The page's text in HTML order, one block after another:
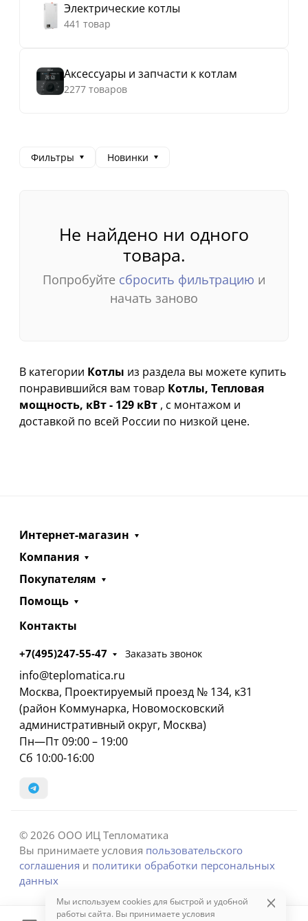
Электрические котлы
441 товар
Аксессуары и запчасти к котлам
2277 товаров
Фильтры Новинки
Не найдено ни одного
товара.
Попробуйте сбросить фильтрацию и
начать заново
В категории Котлы из раздела вы можете купить
понравившийся вам товар Котлы, Тепловая
мощность, кВт - 129 кВт , с монтажом и
доставкой по всей России по низкой цене.
Интернет-магазин
Компания
Покупателям
Помощь
Контакты
+7(495)247-55-47 Заказать звонок
info@teplomatica.ru
Москва, Проектируемый проезд № 134, к31
(район Коммунарка, Новомосковский
административный округ, Москва)
Пн—Пт 09:00 – 19:00
Сб 10:00-16:00
© 2026 ООО ИЦ Тепломатика
Вы принимаете условия пользовательского
соглашения и политики обработки персональных
данных
Мы используем cookies для быстрой и удобной
работы сайта. Вы принимаете условия